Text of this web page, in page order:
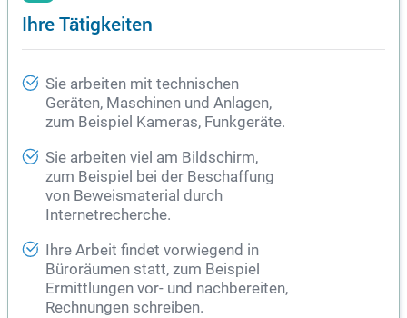
Ihre Tätigkeiten
Sie arbeiten mit technischen
Geräten, Maschinen und Anlagen,
zum Beispiel Kameras, Funkgeräte.
Sie arbeiten viel am Bildschirm,
zum Beispiel bei der Beschaffung
von Beweismaterial durch
Internetrecherche.
Ihre Arbeit findet vorwiegend in
Büroräumen statt, zum Beispiel
Ermittlungen vor- und nachbereiten,
Rechnungen schreiben.